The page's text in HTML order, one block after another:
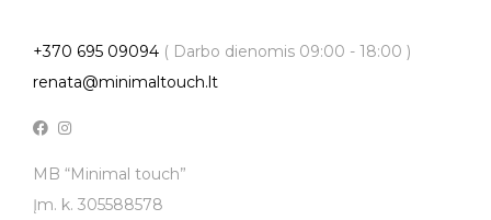
+370 695 09094 ( Darbo dienomis 09:00 - 18:00 )
renata@minimaltouch.lt
MB “Minimal touch”
Įm. k. 305588578